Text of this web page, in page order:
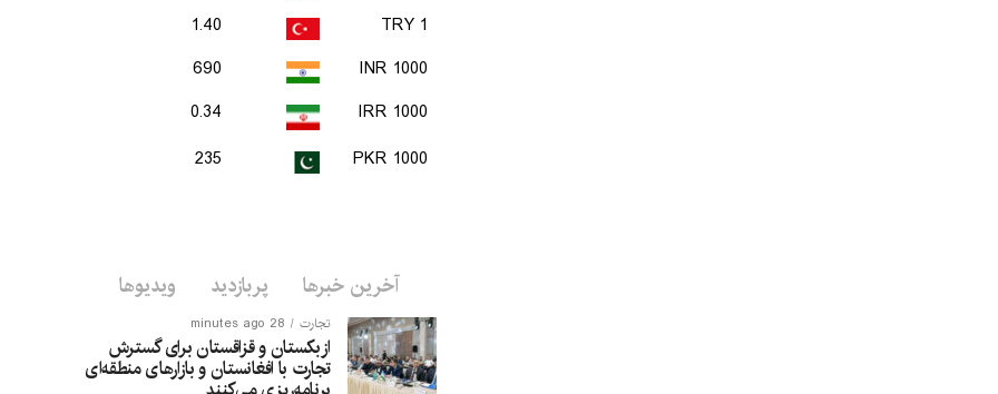
1 TRY
1.40
1000 INR
690
1000 IRR
0.34
1000 PKR
235
آخرین خبرها پربازدید ویدیوها
تجارت 28 minutes ago
ازبکستان و قزاقستان برای گسترش
تجارت با افغانستان و بازارهای منطقه‌ای